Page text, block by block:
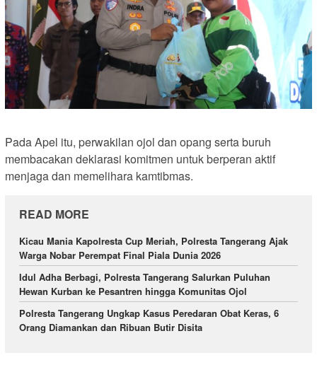
Pada Apel itu, perwakilan ojol dan opang serta buruh
membacakan deklarasi komitmen untuk berperan aktif
menjaga dan memelihara kamtibmas.
READ MORE
Kicau Mania Kapolresta Cup Meriah, Polresta Tangerang Ajak
Warga Nobar Perempat Final Piala Dunia 2026
Idul Adha Berbagi, Polresta Tangerang Salurkan Puluhan
Hewan Kurban ke Pesantren hingga Komunitas Ojol
Polresta Tangerang Ungkap Kasus Peredaran Obat Keras, 6
Orang Diamankan dan Ribuan Butir Disita